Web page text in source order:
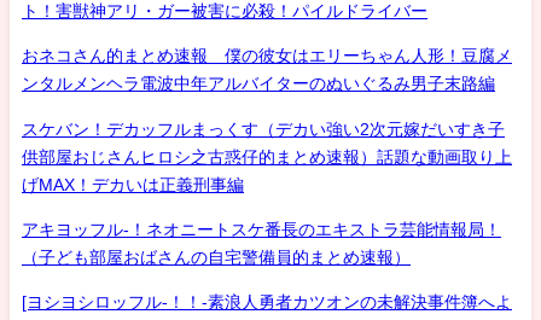
ト！害獣神アリ・ガー被害に必殺！パイルドライバー
おネコさん的まとめ速報 僕の彼女はエリーちゃん人形！豆腐メ
ンタルメンヘラ電波中年アルバイターのぬいぐるみ男子末路編
スケバン！デカッフルまっくす（デカい強い2次元嫁だいすき子
供部屋おじさんヒロシ之古惑仔的まとめ速報）話題な動画取り上
げMAX！デカいは正義刑事編
アキヨッフル-！ネオニートスケ番長のエキストラ芸能情報局！
（子ども部屋おばさんの自宅警備員的まとめ速報）
[ヨシヨシロッフル-！！-素浪人勇者カツオンの未解決事件簿へよ